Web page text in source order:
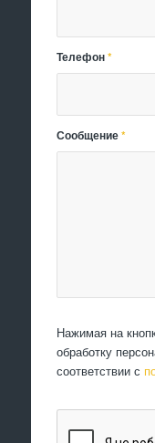
Телефон*
Сообщение*
Нажимая на
обработку
соответствии с